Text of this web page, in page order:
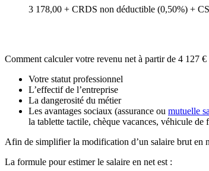
3 178,00 + CRDS non déductible (0,50%) +
Comment calculer votre revenu net à partir de 4 127
Votre statut professionnel
L’effectif de l’entreprise
La dangerosité du métier
Les avantages sociaux (assurance ou mutuelle
la tablette tactile, chèque vacances, véhicule de
Afin de simplifier la modification d’un salaire brut en
La formule pour estimer le salaire en net est :